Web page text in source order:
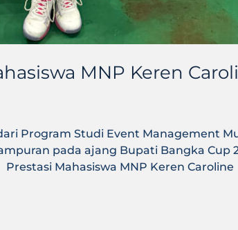
MNP Keren
Program Studi Event Management
pada ajang Bupati Bangka
Mahasiswa MNP Keren